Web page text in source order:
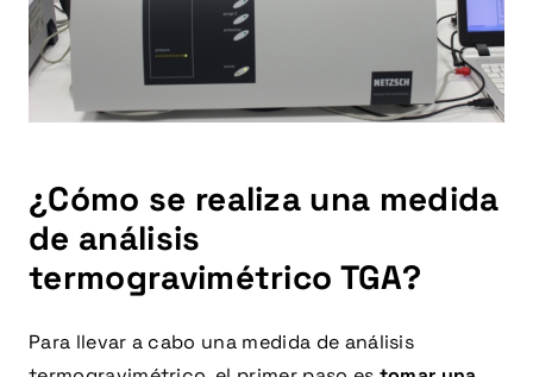
¿Cómo se realiza una medida
de análisis
termogravimétrico TGA?
Para llevar a cabo una medida de análisis